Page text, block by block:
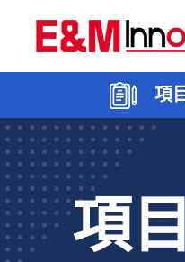
內
部
份
項
項